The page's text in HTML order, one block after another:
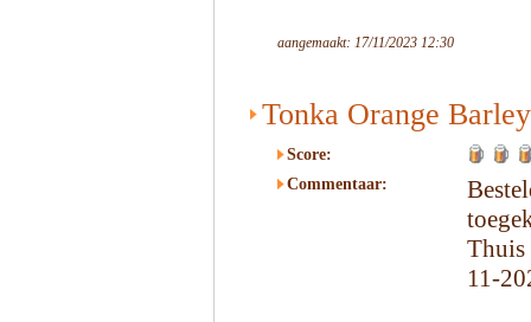
aangemaakt: 17/11/2023 12:30
Tonka Orange
Score:
Commentaar:
Thuis
11-